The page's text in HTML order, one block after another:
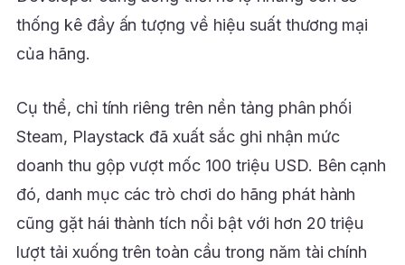
thống kê đầy ấn tượng về hiệu suất thương mại
của hãng.
Cụ thể, chỉ tính riêng trên nền tảng phân phối
Steam, Playstack đã xuất sắc ghi nhận mức
doanh thu gộp vượt mốc 100 triệu USD. Bên cạnh
đó, danh mục các trò chơi do hãng phát hành
cũng gặt hái thành tích nổi bật với hơn 20 triệu
lượt tải xuống trên toàn cầu trong năm tài chính